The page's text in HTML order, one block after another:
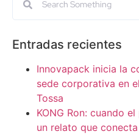
Entradas recientes
Innovapack inicia la
sede corporativa en
Tossa
KONG Ron: cuando
un relato que